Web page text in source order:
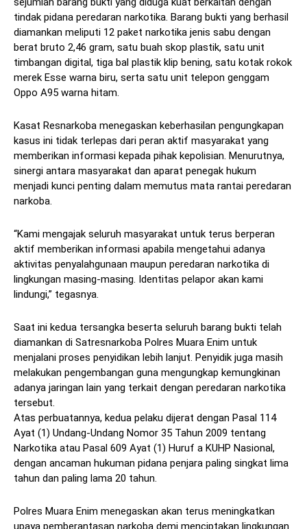
tindak pidana peredaran narkotika. Barang bukti yang berhasil
diamankan meliputi 12 paket narkotika jenis sabu dengan
berat bruto 2,46 gram, satu buah skop plastik, satu unit
timbangan digital, tiga bal plastik klip bening, satu kotak rokok
merek Esse warna biru, serta satu unit telepon genggam
Oppo A95 warna hitam.
Kasat Resnarkoba menegaskan keberhasilan pengungkapan
kasus ini tidak terlepas dari peran aktif masyarakat yang
memberikan informasi kepada pihak kepolisian. Menurutnya,
sinergi antara masyarakat dan aparat penegak hukum
menjadi kunci penting dalam memutus mata rantai peredaran
narkoba.
“Kami mengajak seluruh masyarakat untuk terus berperan
aktif memberikan informasi apabila mengetahui adanya
aktivitas penyalahgunaan maupun peredaran narkotika di
lingkungan masing-masing. Identitas pelapor akan kami
lindungi,” tegasnya.
Saat ini kedua tersangka beserta seluruh barang bukti telah
diamankan di Satresnarkoba Polres Muara Enim untuk
menjalani proses penyidikan lebih lanjut. Penyidik juga masih
melakukan pengembangan guna mengungkap kemungkinan
adanya jaringan lain yang terkait dengan peredaran narkotika
tersebut.
Atas perbuatannya, kedua pelaku dijerat dengan Pasal 114
Ayat (1) Undang-Undang Nomor 35 Tahun 2009 tentang
Narkotika atau Pasal 609 Ayat (1) Huruf a KUHP Nasional,
dengan ancaman hukuman pidana penjara paling singkat lima
tahun dan paling lama 20 tahun.
Polres Muara Enim menegaskan akan terus meningkatkan
upaya pemberantasan narkoba demi menciptakan lingkungan